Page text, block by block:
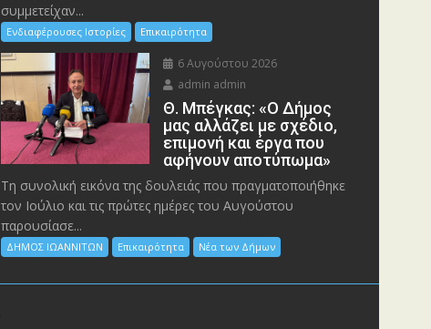
συμμετείχαν...
Ενδιαφέρουσες Ιστορίες Επικαιρότητα
6 Αυγούστου 2026
admin admin
Θ. Μπέγκας: «Ο Δήμος
μας αλλάζει με σχέδιο,
επιμονή και έργα που
αφήνουν αποτύπωμα»
Τη συνολική εικόνα της δουλειάς που πραγματοποιήθηκε
τον Ιούλιο και τις πρώτες ημέρες του Αυγούστου
παρουσίασε...
ΔΗΜΟΣ ΙΩΑΝΝΙΤΩΝ Επικαιρότητα Νέα των Δήμων